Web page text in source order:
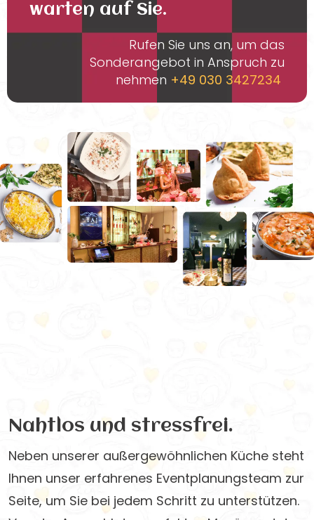
warten auf Sie.
Rufen Sie uns an, um das
Sonderangebot in Anspruch zu
nehmen +49 030 3427234
Nahtlos und stressfrei.
Neben unserer außergewöhnlichen Küche steht
Ihnen unser erfahrenes Eventplanungsteam zur
Seite, um Sie bei jedem Schritt zu unterstützen.